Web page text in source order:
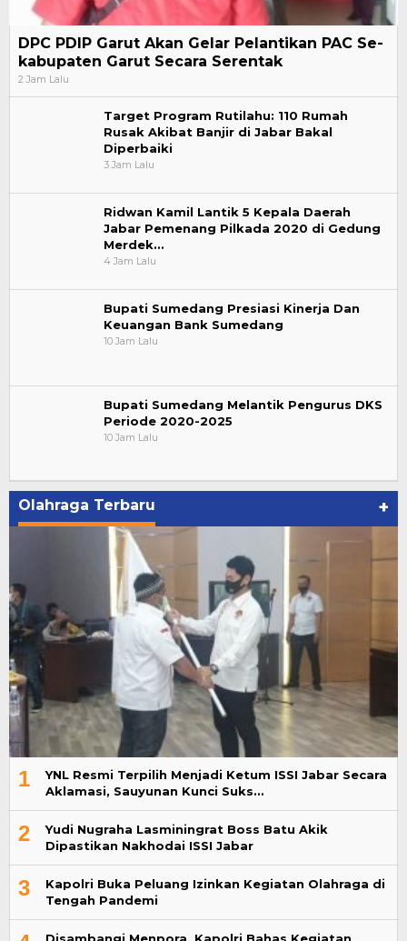
DPC PDIP Garut Akan Gelar Pelantikan PAC Se-
kabupaten Garut Secara Serentak
2 Jam Lalu
Target Program Rutilahu: 110 Rumah
Rusak Akibat Banjir di Jabar Bakal
Diperbaiki
3 Jam Lalu
Ridwan Kamil Lantik 5 Kepala Daerah
Jabar Pemenang Pilkada 2020 di Gedung
Merdek…
4 Jam Lalu
Bupati Sumedang Presiasi Kinerja Dan
Keuangan Bank Sumedang
10 Jam Lalu
Bupati Sumedang Melantik Pengurus DKS
Periode 2020-2025
10 Jam Lalu
Olahraga Terbaru +
1
YNL Resmi Terpilih Menjadi Ketum ISSI Jabar Secara
Aklamasi, Sauyunan Kunci Suks…
2
Yudi Nugraha Lasminingrat Boss Batu Akik
Dipastikan Nakhodai ISSI Jabar
3
Kapolri Buka Peluang Izinkan Kegiatan Olahraga di
Tengah Pandemi